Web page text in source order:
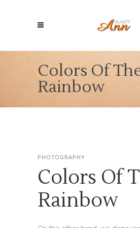
Colors Of
Rainbow
PHOTOGRAPHY
Colors Of
Rainbow